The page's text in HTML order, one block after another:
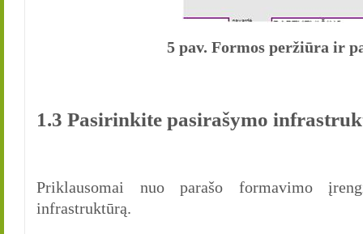
5 pav. Formos peržiūra ir
1.3 Pasirinkite pasirašymo
Priklausomai nuo parašo formavimo
infrastruktūrą.